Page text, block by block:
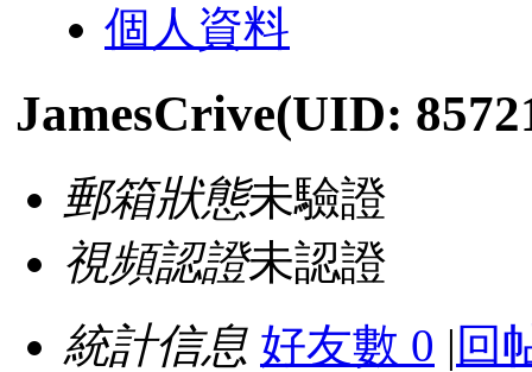
個人資料
JamesCrive(UID:
郵箱狀態未驗證
視頻認證未認證
統計信息 好友數 0 | 回